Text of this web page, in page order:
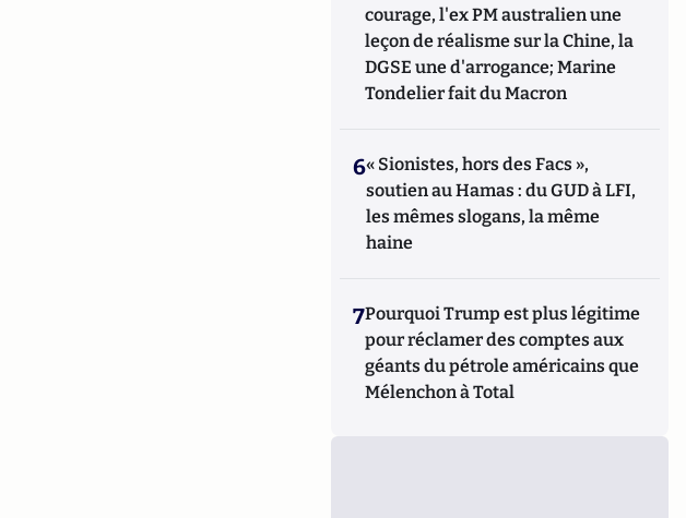
courage, l'ex PM australien une
leçon de réalisme sur la Chine, la
DGSE une d'arrogance; Marine
Tondelier fait du Macron
6« Sionistes, hors des Facs »,
soutien au Hamas : du GUD à LFI,
les mêmes slogans, la même
haine
7Pourquoi Trump est plus légitime
pour réclamer des comptes aux
géants du pétrole américains que
Mélenchon à Total